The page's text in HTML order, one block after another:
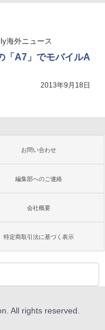
海外ニュース
A7」でモバイルA
2013年9月18日
お問い合わせ
編集部へのご連絡
会社概要
特定商取引法に基づく表示
All rights reserved.